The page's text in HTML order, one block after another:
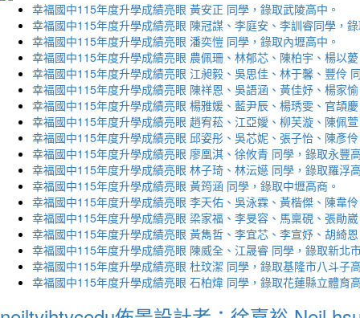
幸福國中115年度升學成績亮眼 黃安正 同學，錄取武陵高中。
幸福國中115年度升學成績亮眼 陳冠謀、李庭安、李訓睿同學，
幸福國中115年度升學成績亮眼 潘奕愷 同學，錄取內壢高中。
幸福國中115年度升學成績亮眼 農佩珊、林郁芯、陳柏宇、楊以
幸福國中115年度升學成績亮眼 江昶毅、吳思佳、林于馨、豐伶
幸福國中115年度升學成績亮眼 陳祥恩、吳語涵、黃佳妤、楊家
幸福國中115年度升學成績亮眼 楊雅媛、藍尹辰、楊琇雯、官頡
幸福國中115年度升學成績亮眼 趙宥菘、江亞嬡、柳芙漩、陳佩
幸福國中115年度升學成績亮眼 邱姿彤、吳芯妮、張子怡、陳彥
幸福國中115年度升學成績亮眼 廖凰淇、徐攸青 同學，錄取永豐
幸福國中115年度升學成績亮眼 林子琦、林沄嬨 同學，錄取羅浮
幸福國中115年度升學成績亮眼 黃筠涵 同學，錄取中壢高商。
幸福國中115年度升學成績亮眼 李天佑、吳泳霖、黃楷傑、陳韋
幸福國中115年度升學成績亮眼 梁家福、李旻容、馬稟硯、張勛
幸福國中115年度升學成績亮眼 黃雋哲、李宜芯、李宣妤、胡綺
幸福國中115年度升學成績亮眼 陳威全、江晟睿 同學，錄取新北
幸福國中115年度升學成績亮眼 杜玟潔 同學，錄取基隆市八斗子
幸福國中115年度升學成績亮眼 石柏煒 同學，錄取花蓮縣立體育